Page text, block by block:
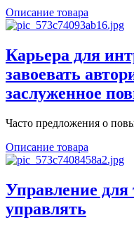
Описание товара
Карьера для
завоевать
заслуженное
Часто предложения о
Описание товара
Управление для
управлять